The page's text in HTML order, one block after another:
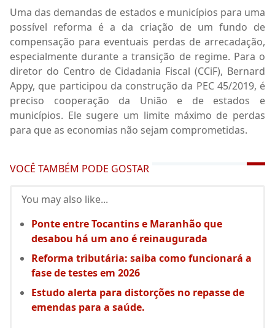
Uma das demandas de estados e municípios para uma
possível reforma é a da criação de um fundo de
compensação para eventuais perdas de arrecadação,
especialmente durante a transição de regime. Para o
diretor do Centro de Cidadania Fiscal (CCiF), Bernard
Appy, que participou da construção da PEC 45/2019, é
preciso cooperação da União e de estados e
municípios. Ele sugere um limite máximo de perdas
para que as economias não sejam comprometidas.
VOCÊ TAMBÉM PODE GOSTAR
You may also like...
Ponte entre Tocantins e Maranhão que
desabou há um ano é reinaugurada
Reforma tributária: saiba como funcionará a
fase de testes em 2026
Estudo alerta para distorções no repasse de
emendas para a saúde.